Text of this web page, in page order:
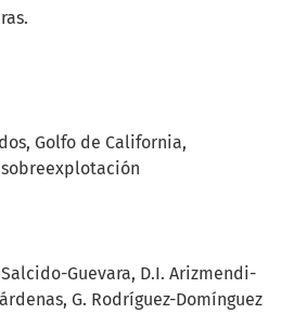
Golfo de California
sobreexplotación
Salcido-Guevara, D.I. Arizmendi-
G. Rodríguez-Domínguez